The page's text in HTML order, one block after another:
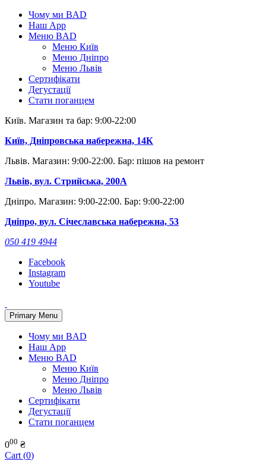
Skip
content
Чому ми BAD
Наш App
Меню BAD
Меню Київ
Меню Дніпро
Меню Львів
Сертифікати
Дегустації
Стати поганцем
Київ. Магазин та бар: 9:00-22:00
Київ, Дніпровська набережна, 14К
Львів. Магазин: 9:00-22:00. Бар: пішов на ремонт
Львів, вул. Стрийська, 200А
Дніпро. Магазин: 9:00-22:00. Бар: 9:00-22:00
Дніпро, вул. Січеславська набережна, 53
050 419 4944
Facebook
Instagram
Youtube
Primary Menu
Чому ми BAD
Наш App
Меню BAD
Меню Київ
Меню Дніпро
Меню Львів
Сертифікати
Дегустації
Стати поганцем
000 ₴
Cart (0)